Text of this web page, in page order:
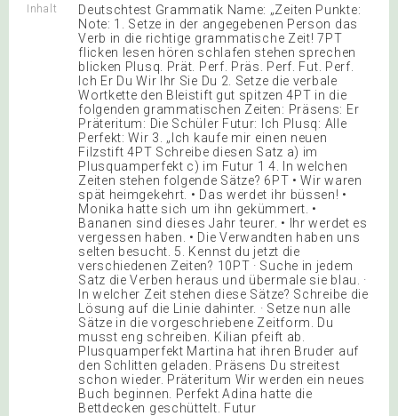
Inhalt
Deutschtest Grammatik Name: „Zeiten Punkte:
Note: 1. Setze in der angegebenen Person das
Verb in die richtige grammatische Zeit! 7PT
flicken lesen hören schlafen stehen sprechen
blicken Plusq. Prät. Perf. Präs. Perf. Fut. Perf.
Ich Er Du Wir Ihr Sie Du 2. Setze die verbale
Wortkette den Bleistift gut spitzen 4PT in die
folgenden grammatischen Zeiten: Präsens: Er
Präteritum: Die Schüler Futur: Ich Plusq: Alle
Perfekt: Wir 3. „Ich kaufe mir einen neuen
Filzstift 4PT Schreibe diesen Satz a) im
Plusquamperfekt c) im Futur 1 4. In welchen
Zeiten stehen folgende Sätze? 6PT • Wir waren
spät heimgekehrt. • Das werdet ihr büssen! •
Monika hatte sich um ihn gekümmert. •
Bananen sind dieses Jahr teurer. • Ihr werdet es
vergessen haben. • Die Verwandten haben uns
selten besucht. 5. Kennst du jetzt die
verschiedenen Zeiten? 10PT · Suche in jedem
Satz die Verben heraus und übermale sie blau. ·
In welcher Zeit stehen diese Sätze? Schreibe die
Lösung auf die Linie dahinter. · Setze nun alle
Sätze in die vorgeschriebene Zeitform. Du
musst eng schreiben. Kilian pfeift ab.
Plusquamperfekt Martina hat ihren Bruder auf
den Schlitten geladen. Präsens Du streitest
schon wieder. Präteritum Wir werden ein neues
Buch beginnen. Perfekt Adina hatte die
Bettdecken geschüttelt. Futur